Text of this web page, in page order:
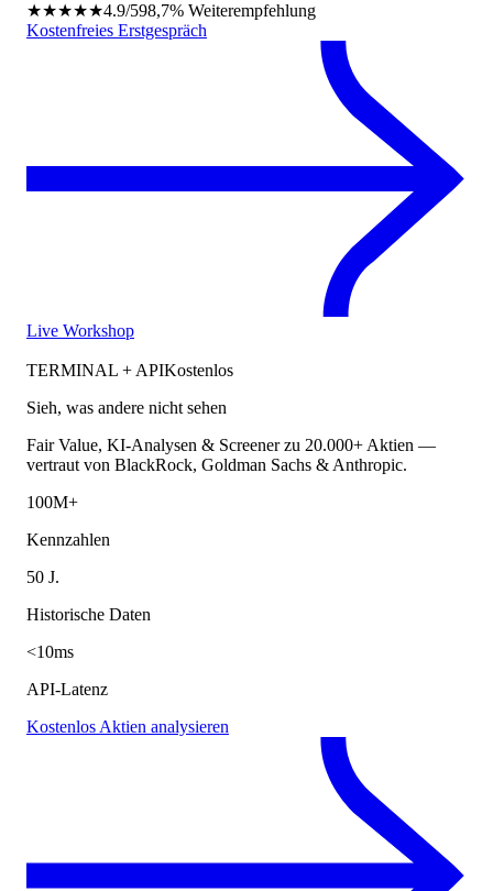
★★★★★4.9/598,7% Weiterempfehlung
Kostenfreies Erstgespräch
Live Workshop
TERMINAL + APIKostenlos
Sieh, was andere nicht sehen
Fair Value, KI-Analysen & Screener zu 20.000+ Aktien —
vertraut von BlackRock, Goldman Sachs & Anthropic.
100M+
Kennzahlen
50 J.
Historische Daten
<10ms
API-Latenz
Kostenlos Aktien analysieren